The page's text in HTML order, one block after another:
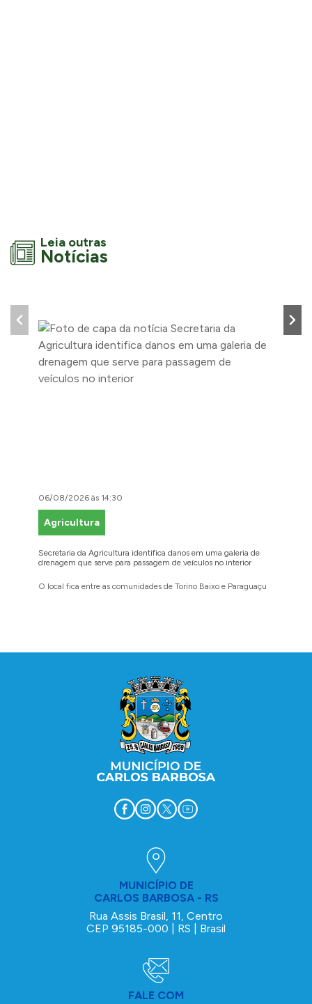
Leia outras
Notícias
06/08/2026 às 14:30
Agricultura
Secretaria da Agricultura identifica danos em uma galeria de
drenagem que serve para passagem de veículos no interior
O local fica entre as comunidades de Torino Baixo e Paraguaçu
MUNICÍPIO DE
CARLOS BARBOSA - RS
Rua Assis Brasil, 11, Centro
CEP 95185-000 | RS | Brasil
FALE COM